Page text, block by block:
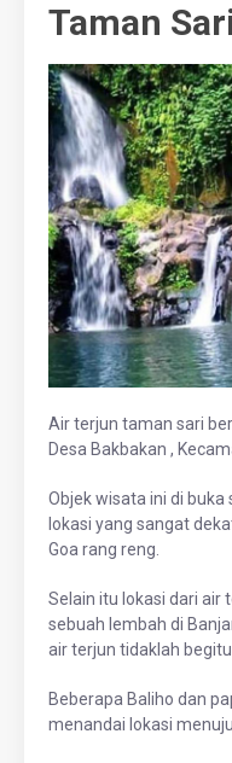
Taman
Air terjun taman sari
Desa Bakbakan ,
Objek wisata ini di
lokasi yang sangat
Goa rang reng.
Selain itu lokasi dari air
sebuah lembah di
air terjun tidaklah
Beberapa Baliho dan
menandai lokasi